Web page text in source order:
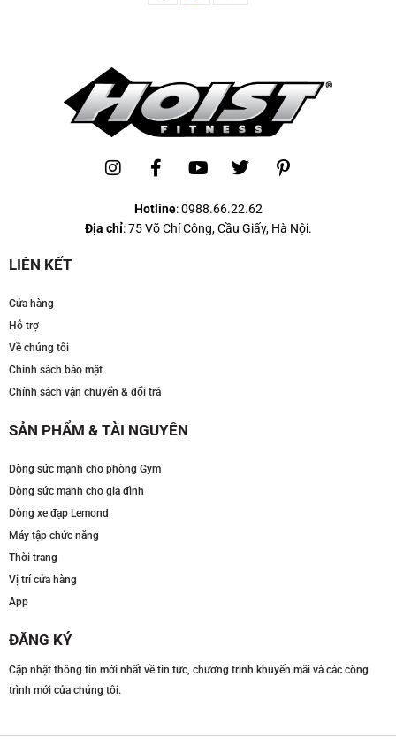
Hotline:0988.66.22.62
Địa chỉ: 75 Võ Chí Công, Cầu Giấy, Hà Nội.
LIÊN KẾT
Cửa hàng
Hỗ trợ
Về chúng tôi
Chính sách bảo mật
Chính sách vận chuyển & đổi trả
SẢN PHẨM & TÀI NGUYÊN
Dòng sức mạnh cho phòng Gym
Dòng sức mạnh cho gia đình
Dòng xe đạp Lemond
Máy tập chức năng
Thời trang
Vị trí cửa hàng
App
ĐĂNG KÝ
Cập nhật thông tin mới nhất về tin tức, chương trình khuyến mãi và các công
trình mới của chúng tôi.